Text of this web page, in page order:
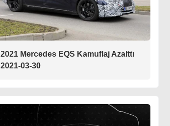
2021 Mercedes EQS Kamuflaj Azalttı
2021-03-30